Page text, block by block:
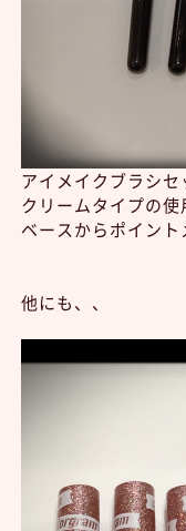
アイメイクブラシ
クリームタイプの使
ベースからポイン
他にも、、